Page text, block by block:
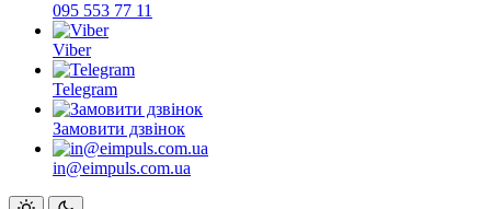
095 553 77 11
Viber
Telegram
Замовити дзвінок
in@eimpuls.com.ua